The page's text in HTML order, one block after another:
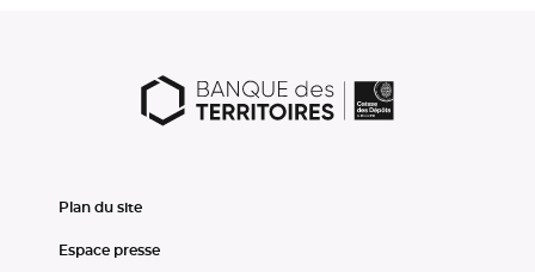
Plan du site
Espace presse